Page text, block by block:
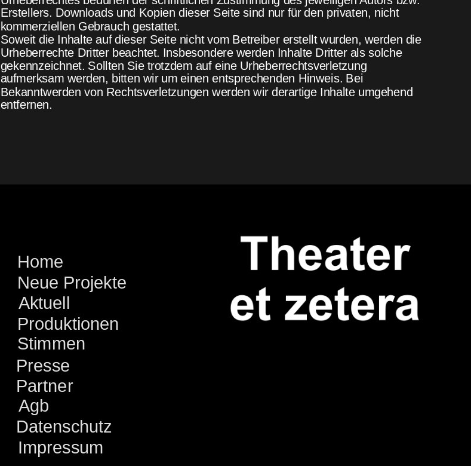
Erstellers. Downloads und Kopien dieser Seite sind nur für den privaten, nicht
kommerziellen Gebrauch gestattet.
Soweit die Inhalte auf dieser Seite nicht vom Betreiber erstellt wurden, werden die
Urheberrechte Dritter beachtet. Insbesondere werden Inhalte Dritter als solche
gekennzeichnet. Sollten Sie trotzdem auf eine Urheberrechtsverletzung
aufmerksam werden, bitten wir um einen entsprechenden Hinweis. Bei
Bekanntwerden von Rechtsverletzungen werden wir derartige Inhalte umgehend
entfernen.
Home
Neue Projekte
Aktuell
Stimmen
Partner
Agb
Produktionen
Datenschutz
Impressum
Presse